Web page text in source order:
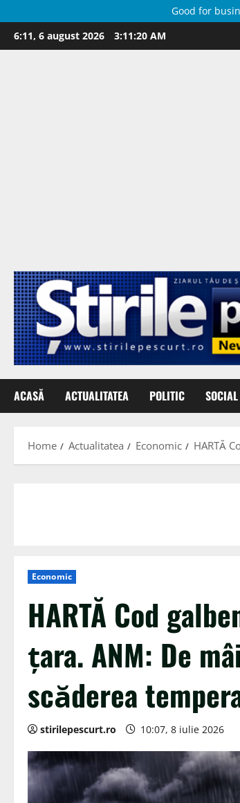
Good for
Skip
to
6:11, 6 august 2026 3:11:22 AM
ACASĂ ACTUALITATEA POLITIC SOCIAL
Home Actualitatea Economic HARTĂ
Economic
HARTĂ Cod
țara. ANM: De
scăderea
stirilepescurt.ro 10:07, 8 iulie 2026